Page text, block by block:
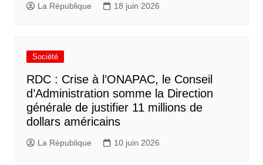
La République 18 juin 2026
Société
RDC : Crise à l’ONAPAC, le Conseil
d’Administration somme la Direction
générale de justifier 11 millions de
dollars américains
La République 10 juin 2026